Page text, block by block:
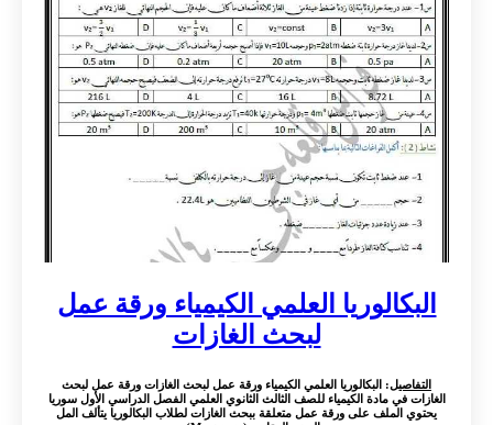
البكالوريا العلمي الكيمياء ورقة عمل
لبحث الغازات
التفاصيل: البكالوريا العلمي الكيمياء ورقة عمل لبحث الغازات ورقة عمل لبحث
الغازات في مادة الكيمياء للصف الثالث الثانوي العلمي الفصل الدراسي الأول سوريا
يحتوي الملف على ورقة عمل متعلقة ببحث الغازات لطلاب البكالوريا يتألف المل